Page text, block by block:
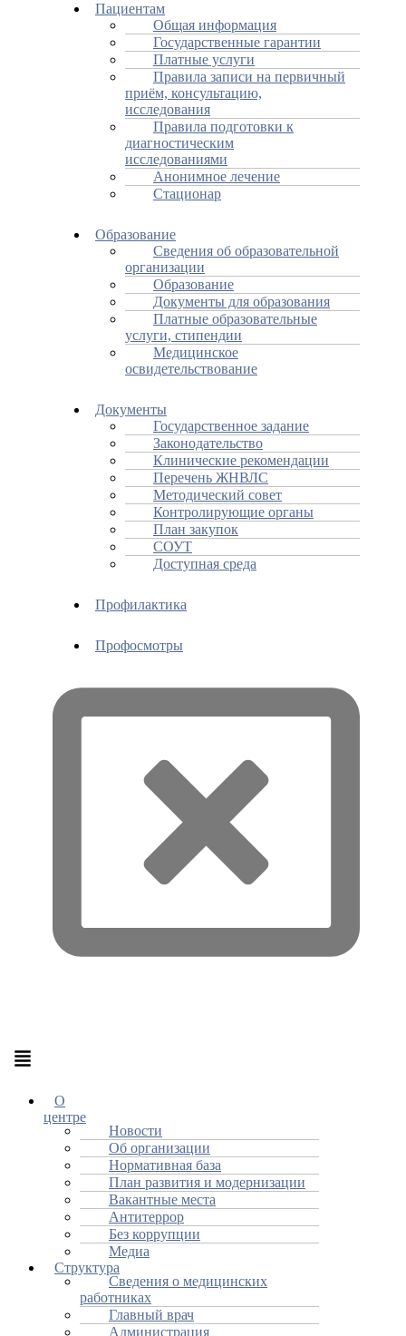
Пациентам
Общая информация
Государственные гарантии
Платные услуги
Правила записи на первичный
приём, консультацию,
исследования
Правила подготовки к
диагностическим
исследованиями
Анонимное лечение
Стационар
Образование
Сведения об образовательной
организации
Образование
Документы для образования
Платные образовательные
услуги, стипендии
Медицинское
освидетельствование
Документы
Государственное задание
Законодательство
Клинические рекомендации
Перечень ЖНВЛС
Методический совет
Контролирующие органы
План закупок
СОУТ
Доступная среда
Профилактика
Профосмотры
Меню
О
центре
Новости
Об организации
Нормативная база
План развития и модернизации
Вакантные места
Антитеррор
Без коррупции
Медиа
Структура
Сведения о медицинских
работниках
Главный врач
Администрация